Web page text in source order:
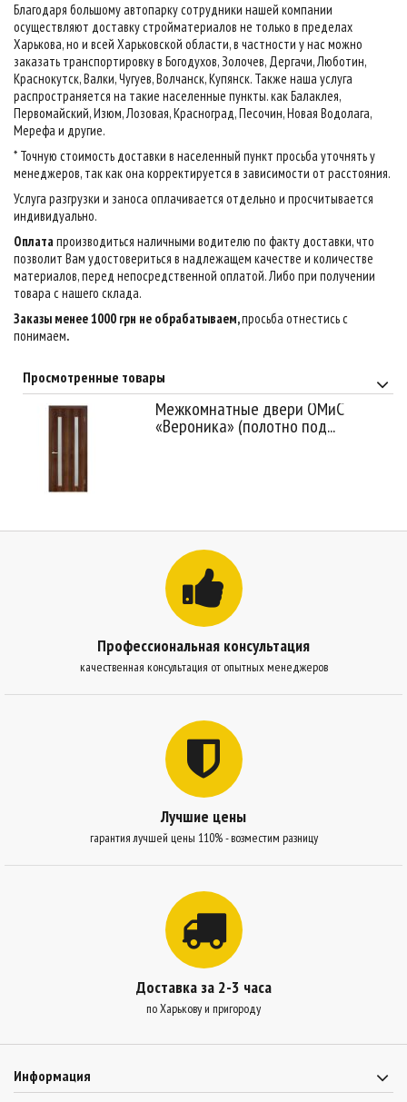
Благодаря большому автопарку сотрудники нашей компании
осуществляют доставку стройматериалов не только в пределах
Харькова, но и всей Харьковской области, в частности у нас можно
заказать транспортировку в Богодухов, Золочев, Дергачи, Люботин,
Краснокутск, Валки, Чугуев, Волчанск, Купянск. Также наша услуга
распространяется на такие населенные пункты. как Балаклея,
Первомайский, Изюм, Лозовая, Красноград, Песочин, Новая Водолага,
Мерефа и другие.
* Точную стоимость доставки в населенный пункт просьба уточнять у
менеджеров, так как она корректируется в зависимости от расстояния.
Услуга разгрузки и заноса оплачивается отдельно и просчитывается
индивидуально.
Оплатапроизводиться наличными водителю по факту доставки, что
позволит Вам удостовериться в надлежащем качестве и количестве
материалов, перед непосредственной оплатой. Либо при получении
товара с нашего склада.
Заказы менее 1000 грн не обрабатываем,просьба отнестись с
понимаем.
Просмотренные товары
Межкомнатные двери ОМиС
«Вероника» (полотно под...
Профессиональная консультация
качественная консультация от опытных менеджеров
Лучшие цены
гарантия лучшей цены 110% - возместим разницу
Доставка за 2-3 часа
по Харькову и пригороду
Информация